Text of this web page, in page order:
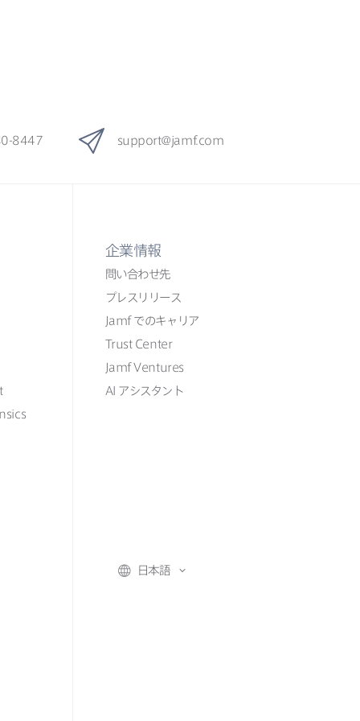
8447 support@jamf. com
企業情報
問い​合わせ先
プレスリリース
Jamf での​​キャリア
Trust Center
Jamf Ventures
AI アシスタント
日本語